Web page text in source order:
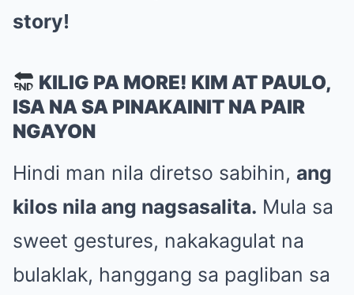
story!
KILIG PA MORE! KIM AT PAULO,
ISA NA SA PINAKAINIT NA PAIR
NGAYON
Hindi man nila diretso sabihin, ang
kilos nila ang nagsasalita. Mula sa
sweet gestures, nakakagulat na
bulaklak, hanggang sa pagliban sa